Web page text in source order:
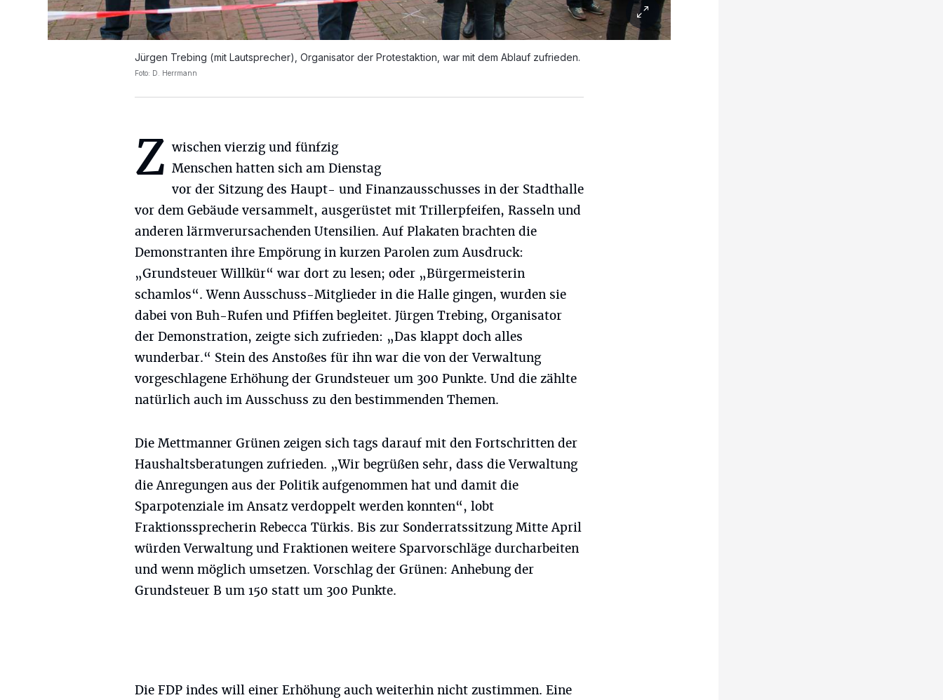
Jürgen Trebing (mit Lautsprecher), Organisator der Protestaktion, war mit dem Ablauf zufrieden.
Foto: D. Herrmann
Z wischen vierzig und fünfzig
Menschen hatten sich am Dienstag
vor der Sitzung des Haupt- und Finanzausschusses in der Stadthalle
vor dem Gebäude versammelt, ausgerüstet mit Trillerpfeifen, Rasseln und
anderen lärmverursachenden Utensilien. Auf Plakaten brachten die
Demonstranten ihre Empörung in kurzen Parolen zum Ausdruck:
„Grundsteuer Willkür“ war dort zu lesen; oder „Bürgermeisterin
schamlos“. Wenn Ausschuss-Mitglieder in die Halle gingen, wurden sie
dabei von Buh-Rufen und Pfiffen begleitet. Jürgen Trebing, Organisator
der Demonstration, zeigte sich zufrieden: „Das klappt doch alles
wunderbar.“ Stein des Anstoßes für ihn war die von der Verwaltung
vorgeschlagene Erhöhung der Grundsteuer um 300 Punkte. Und die zählte
natürlich auch im Ausschuss zu den bestimmenden Themen.
Die Mettmanner Grünen zeigen sich tags darauf mit den Fortschritten der
Haushaltsberatungen zufrieden. „Wir begrüßen sehr, dass die Verwaltung
die Anregungen aus der Politik aufgenommen hat und damit die
Sparpotenziale im Ansatz verdoppelt werden konnten“, lobt
Fraktionssprecherin Rebecca Türkis. Bis zur Sonderratssitzung Mitte April
würden Verwaltung und Fraktionen weitere Sparvorschläge durcharbeiten
und wenn möglich umsetzen. Vorschlag der Grünen: Anhebung der
Grundsteuer B um 150 statt um 300 Punkte.
Die FDP indes will einer Erhöhung auch weiterhin nicht zustimmen. Eine